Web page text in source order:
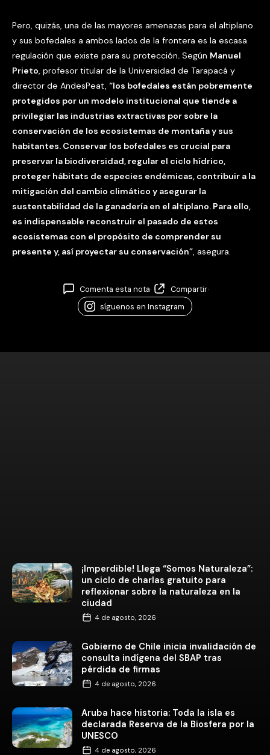
Pero, quizás, una de las mayores amenazas para el altiplano
y sus bofedales a ambos lados de la frontera es la escasa
regulación que existe para su protección. Según Manuel
Prieto, profesor titular de la Universidad de Tarapacá y
director de AndesPeat, “los bofedales están pobremente
protegidos por un modelo institucional que tiende a
privilegiar las industrias extractivas por sobre la
conservación de los ecosistemas de montaña y sus
habitantes. Conservar los bofedales es crucial para
preservar la biodiversidad, regular el ciclo hídrico,
proteger hábitats de especies endémicas, contribuir a la
mitigación del cambio climático y asegurar la
sustentabilidad de la ganadería en el altiplano. Para ello,
es indispensable reconstruir el pasado de estos
ecosistemas con el propósito de comprender su
presente y, así proyectar su conservación”, asegura.
Comenta esta nota· Compartir·
síguenos en Instagram
¡Imperdible! Llega “Somos Naturaleza”:
un ciclo de charlas gratuito para
reflexionar sobre la naturaleza en la
ciudad
4 de agosto, 2026
Gobierno de Chile inicia invalidación de
consulta indígena del SBAP tras
pérdida de firmas
4 de agosto, 2026
Aruba hace historia: Toda la isla es
declarada Reserva de la Biosfera por la
UNESCO
4 de agosto, 2026